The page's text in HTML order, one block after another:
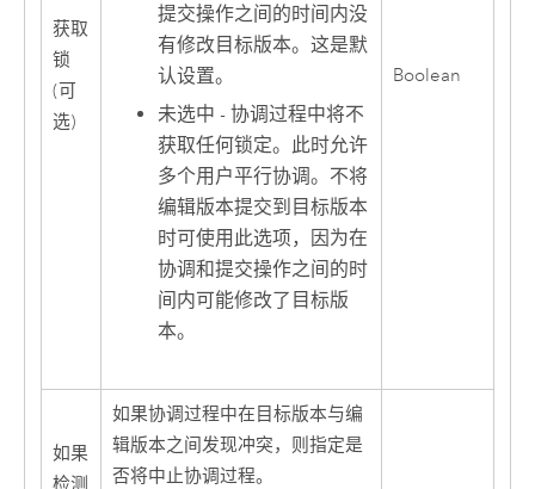
获取
锁
(可
选)
提交操作之间的时间内没
有修改目标版本。这是默
认设置。
未选中 - 协调过程中将不
获取任何锁定。此时允许
多个用户平行协调。不将
编辑版本提交到目标版本
时可使用此选项，因为在
协调和提交操作之间的时
间内可能修改了目标版
本。
Boolean
如果
如果协调过程中在目标版本与编
辑版本之间发现冲突，则指定是
否将中止协调过程。